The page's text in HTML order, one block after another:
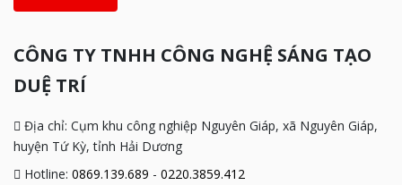
CÔNG TY TNHH CÔNG NGHỆ SÁNG TẠO
DUỆ TRÍ
Địa chỉ: Cụm khu công nghiệp Nguyên Giáp, xã Nguyên Giáp,
huyện Tứ Kỳ, tỉnh Hải Dương
Hotline: 0869.139.689 - 0220.3859.412